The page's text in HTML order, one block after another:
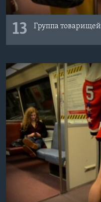
13 Группа товарищей